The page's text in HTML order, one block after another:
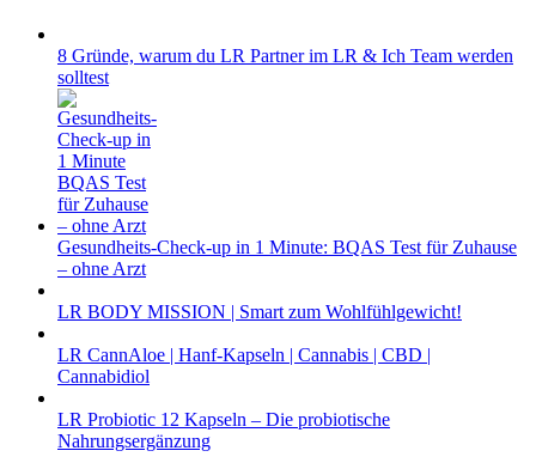
8 Gründe, warum du LR Partner im LR & Ich Team werden
solltest
Gesundheits-Check-up in 1 Minute: BQAS Test für Zuhause
– ohne Arzt
LR BODY MISSION | Smart zum Wohlfühlgewicht!
LR CannAloe | Hanf-Kapseln | Cannabis | CBD |
Cannabidiol
LR Probiotic 12 Kapseln – Die probiotische
Nahrungsergänzung